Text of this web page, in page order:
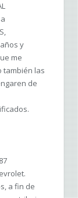
y
me
también las
de
a fin de